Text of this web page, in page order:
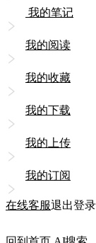
我的笔记
我的阅读
我的收藏
我的下载
我的上传
我的订阅
在线客服退出登录